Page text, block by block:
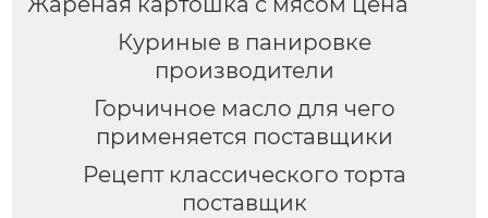
Куриные в панировке
производители
Горчичное масло для чего
применяется поставщики
Рецепт классического торта
поставщик